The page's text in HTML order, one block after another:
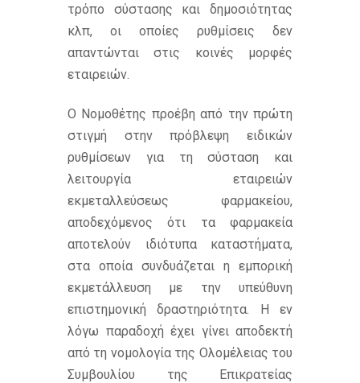
τρόπο σύστασης και δημοσιότητας
κλπ, οι οποίες ρυθμίσεις δεν
απαντώνται στις κοινές μορφές
εταιρειών.
Ο Νομοθέτης προέβη από την πρώτη
στιγμή στην πρόβλεψη ειδικών
ρυθμίσεων για τη σύσταση και
λειτουργία εταιρειών
εκμεταλλεύσεως φαρμακείου,
αποδεχόμενος ότι τα φαρμακεία
αποτελούν ιδιότυπα καταστήματα,
στα οποία συνδυάζεται η εμπορική
εκμετάλλευση με την υπεύθυνη
επιστημονική δραστηριότητα. Η εν
λόγω παραδοχή έχει γίνει αποδεκτή
από τη νομολογία της Ολομέλειας του
Συμβουλίου της Επικρατείας